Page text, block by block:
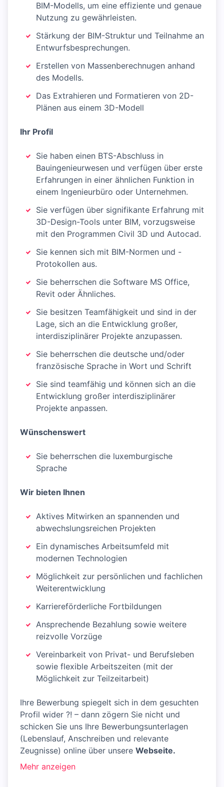
BIM-Modells, um eine effiziente und genaue
Nutzung zu gewährleisten.
Stärkung der BIM-Struktur und Teilnahme an
Entwurfsbesprechungen.
Erstellen von Massenberechnugen anhand
des Modells.
Das Extrahieren und Formatieren von 2D-
Plänen aus einem 3D-Modell
Ihr Profil
Sie haben einen BTS-Abschluss in
Bauingenieurwesen und verfügen über erste
Erfahrungen in einer ähnlichen Funktion in
einem Ingenieurbüro oder Unternehmen.
Sie verfügen über signifikante Erfahrung mit
3D-Design-Tools unter BIM, vorzugsweise
mit den Programmen Civil 3D und Autocad.
Sie kennen sich mit BIM-Normen und -
Protokollen aus.
Sie beherrschen die Software MS Office,
Revit oder Ähnliches.
Sie besitzen Teamfähigkeit und sind in der
Lage, sich an die Entwicklung großer,
interdisziplinärer Projekte anzupassen.
Sie beherrschen die deutsche und/oder
französische Sprache in Wort und Schrift
Sie sind teamfähig und können sich an die
Entwicklung großer interdisziplinärer
Projekte anpassen.
Wünschenswert
Sie beherrschen die luxemburgische
Sprache
Wir bieten Ihnen
Aktives Mitwirken an spannenden und
abwechslungsreichen Projekten
Ein dynamisches Arbeitsumfeld mit
modernen Technologien
Möglichkeit zur persönlichen und fachlichen
Weiterentwicklung
Karriereförderliche Fortbildungen
Ansprechende Bezahlung sowie weitere
reizvolle Vorzüge
Vereinbarkeit von Privat- und Berufsleben
sowie flexible Arbeitszeiten (mit der
Möglichkeit zur Teilzeitarbeit)
Ihre Bewerbung spiegelt sich in dem gesuchten
Profil wider ?! – dann zögern Sie nicht und
schicken Sie uns Ihre Bewerbungsunterlagen
(Lebenslauf, Anschreiben und relevante
Zeugnisse) online über unsere Webseite.
Mehr anzeigen